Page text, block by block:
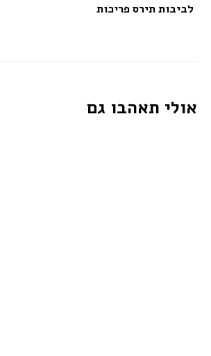
לביבות תירס פריכות
אולי תאהבו גם